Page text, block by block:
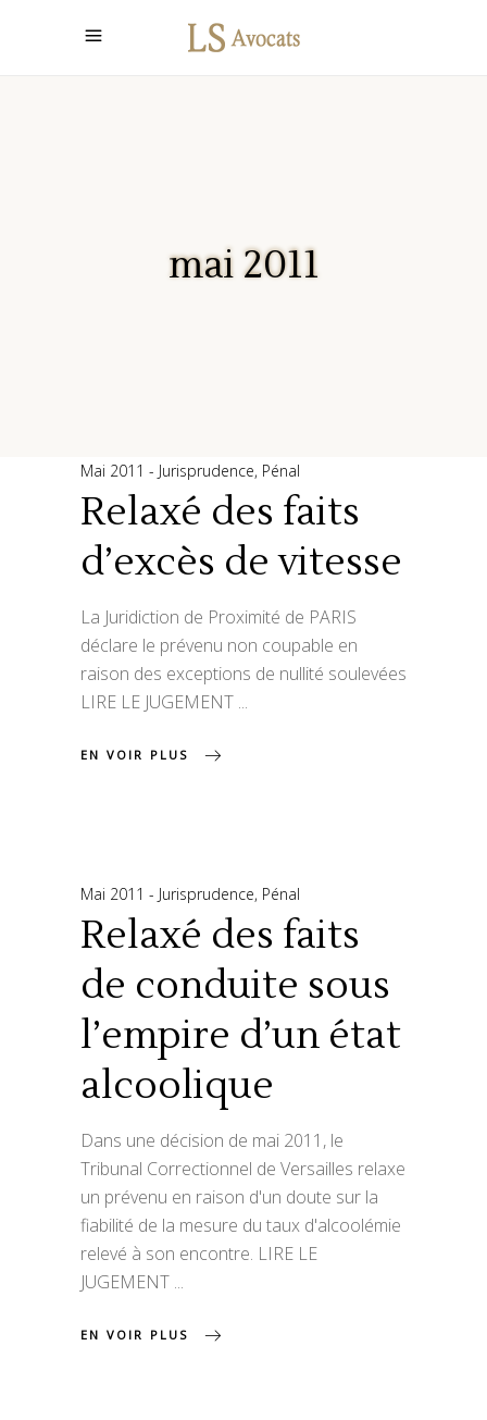
mai 2011
Mai 2011 Jurisprudence, Pénal
Relaxé des faits
d’excès de vitesse
La Juridiction de Proximité de PARIS
déclare le prévenu non coupable en
raison des exceptions de nullité soulevées
LIRE LE JUGEMENT
EN VOIR PLUS
Mai 2011 Jurisprudence, Pénal
Relaxé des faits
de conduite sous
l’empire d’un état
alcoolique
Dans une décision de mai 2011, le
Tribunal Correctionnel de Versailles relaxe
un prévenu en raison d'un doute sur la
fiabilité de la mesure du taux d'alcoolémie
relevé à son encontre. LIRE LE
JUGEMENT
EN VOIR PLUS